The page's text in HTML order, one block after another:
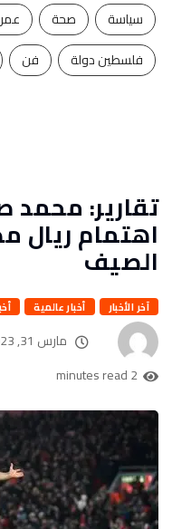
سياسة
صحة
فلسطين دولة
فن
تقارير: محمد
اهتمام ريال
الصيف
آخر الأخبار أخبار عالمية
مارس 31, 2023
2 minutes read